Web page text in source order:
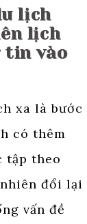
lịch
lịch
tin vào
xa là bước
có thêm
tập theo
đổi lại
vấn đề